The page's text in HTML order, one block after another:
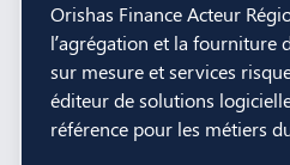
Orishas Finance Acteur
l’agrégation et la fourniture
sur mesure et services
éditeur de solutions
référence pour les métiers